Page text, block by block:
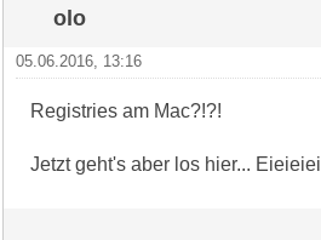
olo
05.06.2016, 13:16
Registries am Mac?!?!
Jetzt geht's aber los hier... Eieieiei